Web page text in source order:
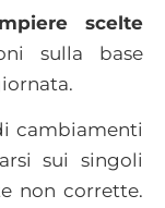
scelte
sulla base
cambiamenti
sui singoli
non corrette.